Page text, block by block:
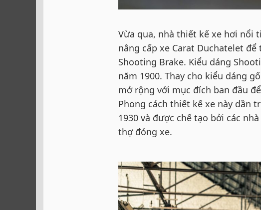
Vừa qua, nhà thiết kế xe hơi nổi
nâng cấp xe Carat Duchatelet
Shooting Brake. Kiểu dáng
năm 1900. Thay cho kiểu dáng
mở rộng với mục đích ban đầu
Phong cách thiết kế xe này dần
1930 và được chế tạo bởi các
thợ đóng xe.